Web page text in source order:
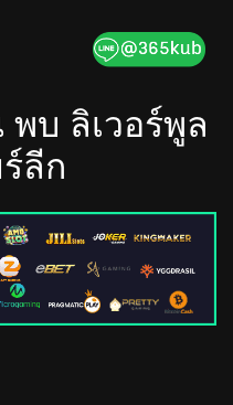
บ ลิเวอร์พูล
ลีก